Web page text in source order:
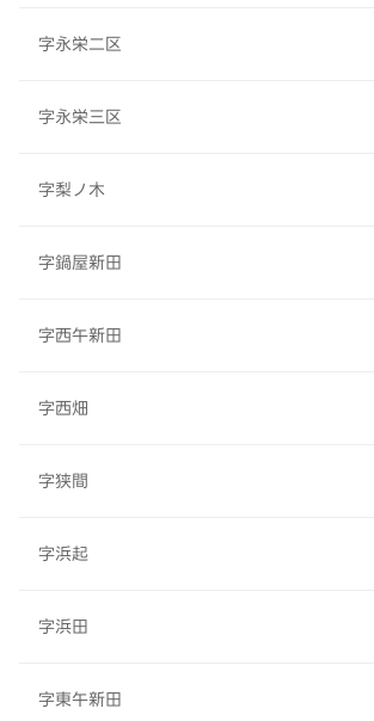
字永栄二区
字永栄三区
字梨ノ木
字鍋屋新田
字西午新田
字西畑
字狭間
字浜起
字浜田
字東午新田